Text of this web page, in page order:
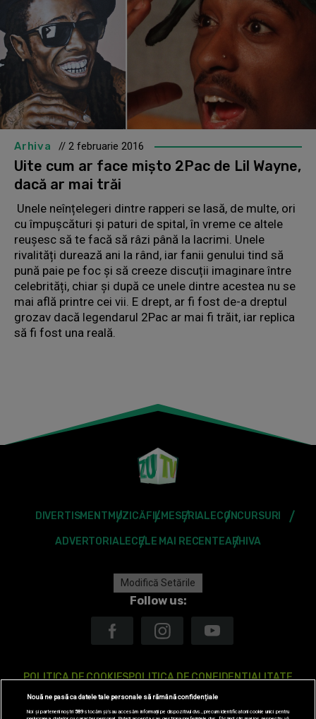
Arhiva // 2 februarie 2016
Uite cum ar face mișto 2Pac de Lil Wayne,
dacă ar mai trăi
Unele neînțelegeri dintre rapperi se lasă, de multe, ori
cu împușcături și paturi de spital, în vreme ce altele
reușesc să te facă să râzi până la lacrimi. Unele
rivalități durează ani la rând, iar fanii genului tind să
pună paie pe foc și să creeze discuții imaginare între
celebrități, chiar și după ce unele dintre acestea nu se
mai află printre cei vii. E drept, ar fi fost de-a dreptul
grozav dacă legendarul 2Pac ar mai fi trăit, iar replica
să fi fost una reală.
DIVERTISMENT MUZICĂFILMESERIALECONCURSURI
ADVERTORIALECELE MAI RECENTEARHIVA
Modifică Setările
Follow us:
POLITICA DE COOKIESPOLITICA DE CONFIDENTIALITATE
ANTENA TV GROUP S.A. – DATE COMPANIE
Nouă ne pasă ca datele tale personale să rămână confidențiale
Noi și partenerii noștri589stocăm și/sau accesăm informații pe dispozitivul dvs., precum identificatorii cookie unici pentru